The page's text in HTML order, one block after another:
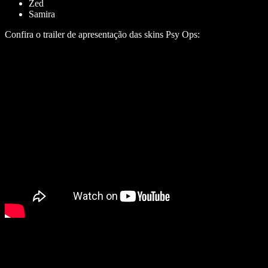
Zed
Samira
Confira o trailer de apresentação das skins Psy Ops: